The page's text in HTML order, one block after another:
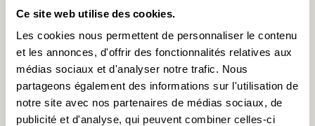
Ce site web utilise des cookies.
Les cookies nous permettent de personnaliser le contenu
et les annonces, d'offrir des fonctionnalités relatives aux
médias sociaux et d'analyser notre trafic. Nous
partageons également des informations sur l'utilisation de
notre site avec nos partenaires de médias sociaux, de
publicité et d'analyse, qui peuvent combiner celles-ci